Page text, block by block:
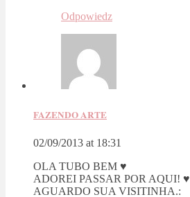
Odpowiedz
FAZENDO ARTE
02/09/2013 at 18:31
OLA TUBO BEM ♥
ADOREI PASSAR POR AQUI! ♥
AGUARDO SUA VISITINHA.: